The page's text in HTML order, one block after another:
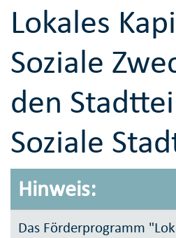
Lokales
Soziale
den
Soziale
Hinweis:
Das Förderprogramm